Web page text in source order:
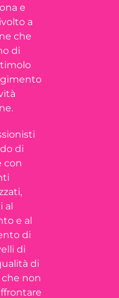
e
a
che
di
di
con
al
e al
di
di
di
non